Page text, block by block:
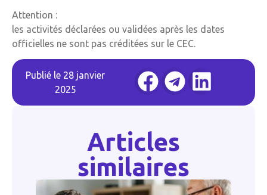
Attention :
les activités déclarées ou validées après les dates
officielles ne sont pas créditées sur le CEC.
Publié le 28 janvier
2025
Articles
similaires